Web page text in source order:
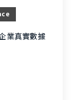
業真實數據